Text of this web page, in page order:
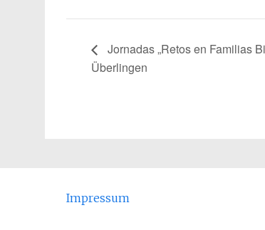
Jornadas „Retos en Familias
Überlingen
Impressum